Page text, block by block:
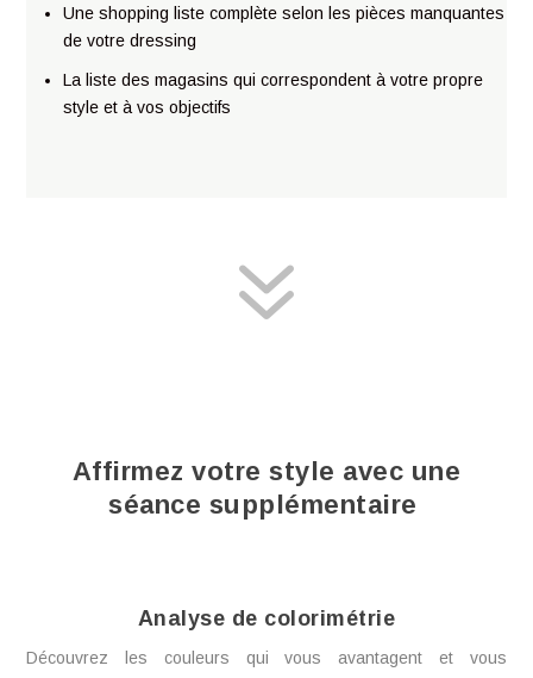
Une shopping liste complète selon les pièces manquantes
de votre dressing
La liste des magasins qui correspondent à votre propre
style et à vos objectifs
7
Affirmez votre style avec une
séance supplémentaire
Analyse de colorimétrie
Découvrez les couleurs qui vous avantagent et vous